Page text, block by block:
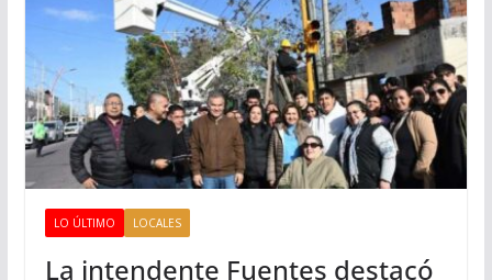
LO ÚLTIMO LOCALES
La intendente Fuentes destacó